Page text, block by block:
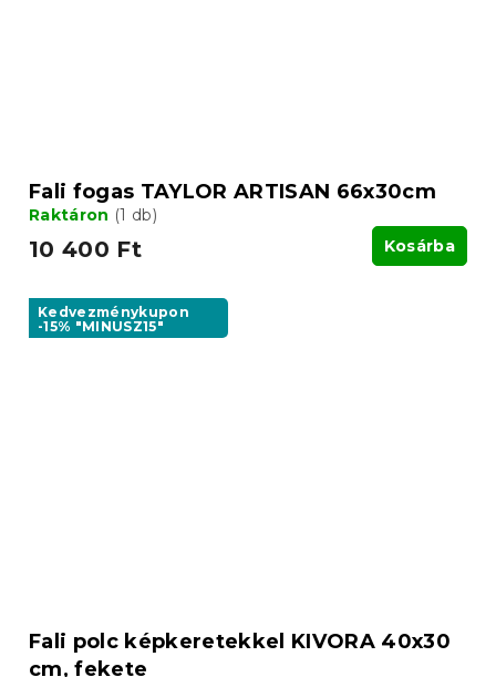
Fali fogas TAYLOR ARTISAN 66x30cm
Raktáron (1 db)
10 400 Ft Kosárba
Kedvezménykupon
-15% "MINUSZ15"
Fali polc képkeretekkel KIVORA 40x30
cm, fekete